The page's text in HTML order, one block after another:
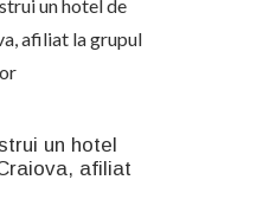
un hotel de
afiliat la grupul
un hotel
afiliat